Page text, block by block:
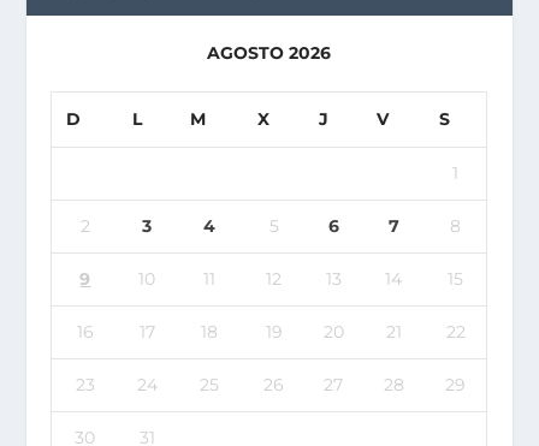
AGOSTO 2026
D L M X J V S
1
2 3 4 5 6 7 8
9 10 11 12 13 14 15
16 17 18 19 20 21 22
23 24 25 26 27 28 29
30 31